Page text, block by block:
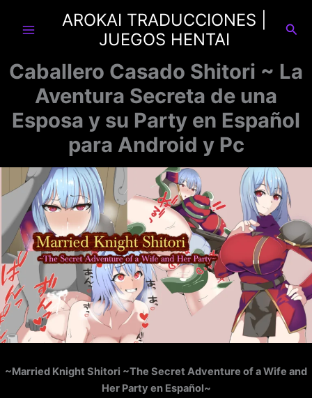
AROKAI TRADUCCIONES |
JUEGOS HENTAI
Caballero Casado Shitori ~ La
Aventura Secreta de una
Esposa y su Party en Español
para Android y Pc
~Married Knight Shitori ~The Secret Adventure of a Wife and
Her Party en Español~